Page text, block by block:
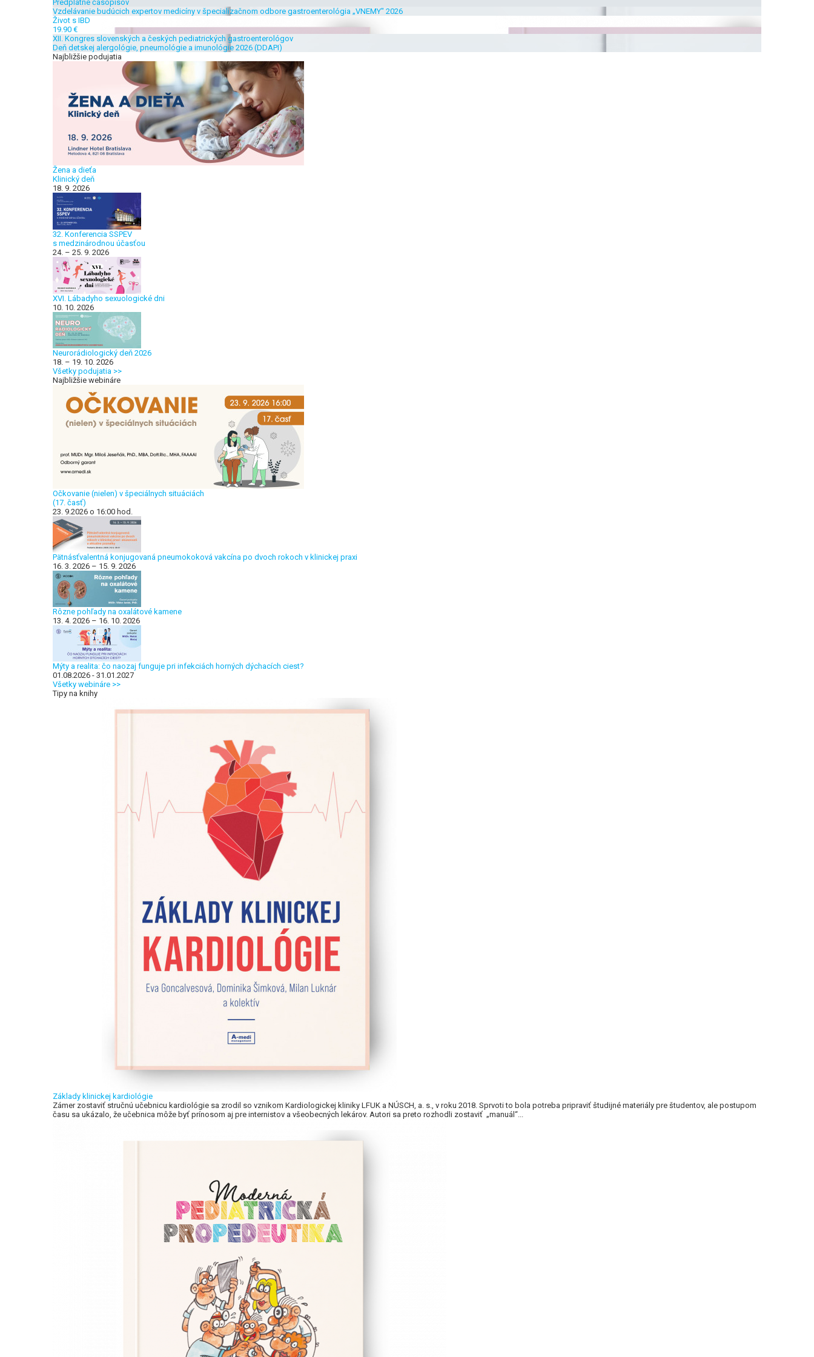
Predplatné časopisov
Vzdelávanie budúcich expertov medicíny v špecializačnom odbore gastroenterológia „VNEMY" 2026
Život s IBD
19.90 €
XII. Kongres slovenských a českých pediatrických gastroenterológov
Deň detskej alergológie, pneumológie a imunológie 2026 (DDAPI)
Najbližšie podujatia
Žena a dieťa
Klinický deň
18. 9. 2026
32. Konferencia SSPEV
s medzinárodnou účasťou
24. – 25. 9. 2026
XVI. Lábadyho sexuologické dni
10. 10. 2026
Neurorádiologický deň 2026
18. – 19. 10. 2026
Všetky podujatia >>
Najbližšie webináre
Očkovanie (nielen) v špeciálnych situáciách
(17. časť)
23. 9.2026 o 16:00 hod.
Pätnásťvalentná konjugovaná pneumokoková vakcína po dvoch rokoch v klinickej praxi
16. 3. 2026 – 15. 9. 2026
Rôzne pohľady na oxalátové kamene
13. 4. 2026 – 16. 10. 2026
Mýty a realita: čo naozaj funguje pri infekciách horných dýchacích ciest?
01.08.2026 - 31.01.2027
Všetky webináre >>
Tipy na knihy
Základy klinickej kardiológie
Zámer zostaviť stručnú učebnicu kardiológie sa zrodil so vznikom Kardiologickej kliniky LFUK a NÚSCH, a. s., v roku 2018. Sprvoti to bola potreba pripraviť študijné materiály pre študentov, ale postupom
času sa ukázalo, že učebnica môže byť prínosom aj pre internistov a všeobecných lekárov. Autori sa preto rozhodli zostaviť „manuál“...